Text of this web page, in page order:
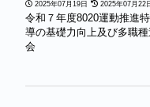
2025年07月19日 2025年07月22
令和７年度8020運動推進特別事業 「歯科診療に
導の基礎力向上及び多職
会